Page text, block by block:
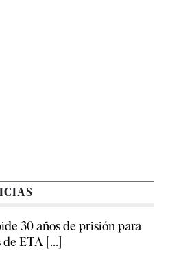
30 años de prisión para
de ETA [...]